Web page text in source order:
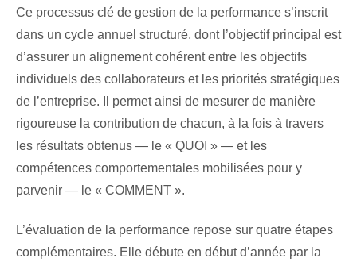
Ce processus clé de gestion de la performance s’inscrit
dans un cycle annuel structuré, dont l’objectif principal est
d’assurer un alignement cohérent entre les objectifs
individuels des collaborateurs et les priorités stratégiques
de l’entreprise. Il permet ainsi de mesurer de manière
rigoureuse la contribution de chacun, à la fois à travers
les résultats obtenus — le « QUOI » — et les
compétences comportementales mobilisées pour y
parvenir — le « COMMENT ».
L’évaluation de la performance repose sur quatre étapes
complémentaires. Elle débute en début d’année par la